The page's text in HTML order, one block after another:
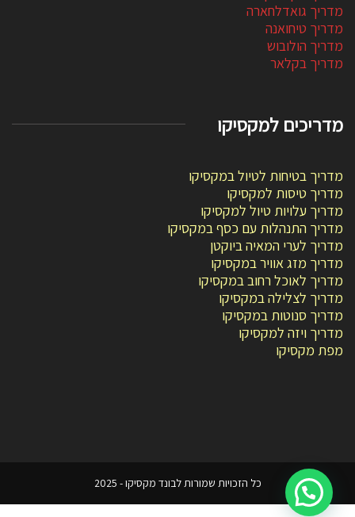
מדריך גואדלחארה
מדריך טיחואנה
מדריך הולובוש
מדריך בקלאר
מדריכים למקסיקו
מדריך בטיחות לטיול במקסיקו
מדריך טיסות למקסיקו
מדריך עלויות טיול למקסיקו
מדריך התנהלות עם כסף במקסיקו
מדריך לערי המאיה ביוקטן
מדריך מזג אוויר במקסיקו
מדריך לאוכל רחוב במקסיקו
מדריך לצלילה במקסיקו
מדריך סנוטות במקסיקו
מדריך ויזה למקסיקו
מפת מקסיקו
כל הזכויות שמורות לבונד מקסיקו - 2025